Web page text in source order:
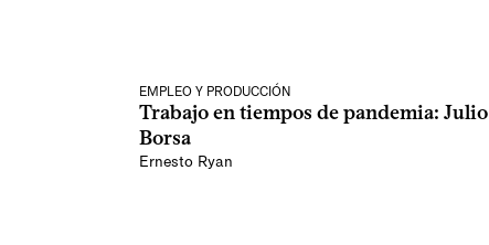
EMPLEO Y PRODUCCIÓN
Trabajo en tiempos de pandemia: Julio
Borsa
Ernesto Ryan